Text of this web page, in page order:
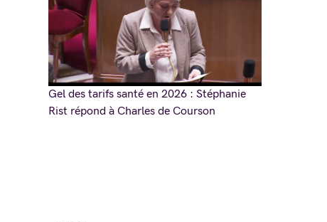
Gel des tarifs santé en 2026 : Stéphanie
Rist répond à Charles de Courson